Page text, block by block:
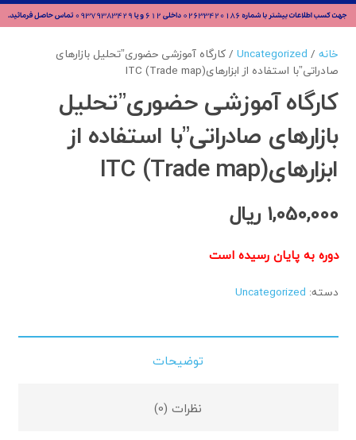
خانه /
Uncategorized / کارگاه آموزشی حضوری”تحلیل بازارهای
صادراتی”با استفاده از ابزارهای(Trade map) ITC
کارگاه آموزشی حضوری”تحلیل
بازارهای صادراتی”با استفاده از
ابزارهای(Trade map) ITC
1,050,000 ریال
دوره به پایان رسیده است
دسته: Uncategorized
توضیحات
نظرات (0)